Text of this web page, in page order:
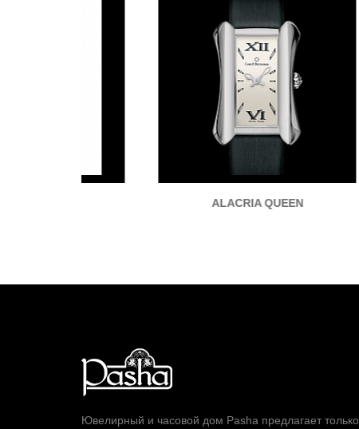
ALACRIA QUEEN
Ювелирный и часовой дом Pasha предлагает только